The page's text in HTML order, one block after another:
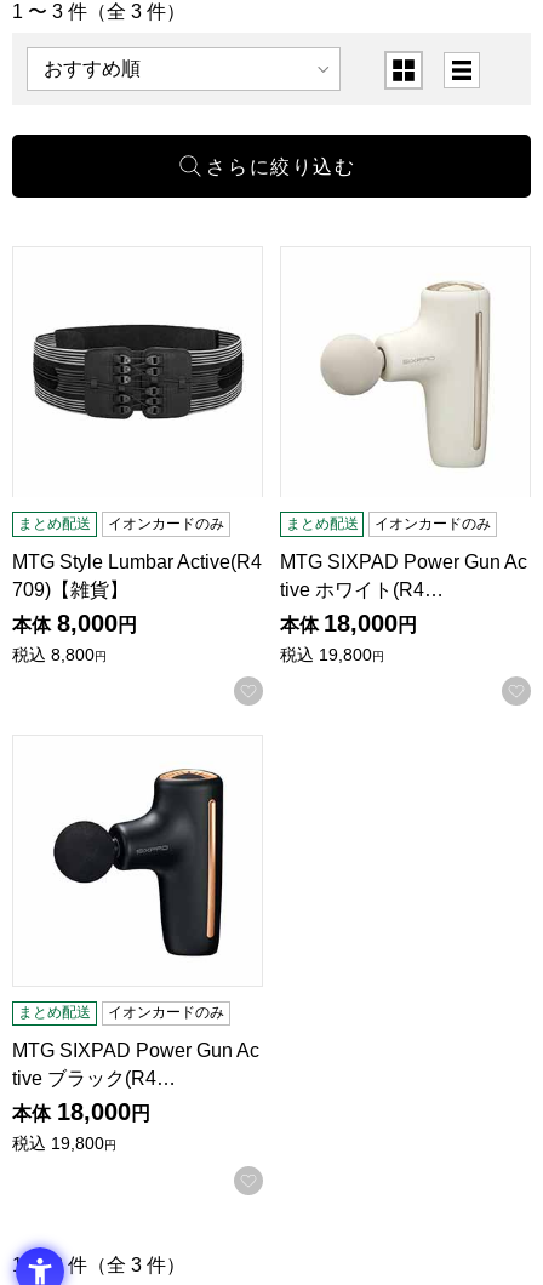
「運動不足解消」の商品一覧
1 〜 3 件（全 3 件）
表示順 表示切替
まとめ配送 イオンカードのみ
MTG Style Lumbar Active(R4
709)【雑貨】
本体 8,000円
税込 8,800円
お気に入りに登録する
まとめ配送 イオンカードのみ
MTG SIXPAD Power Gun Ac
tive ホワイト(R4…
本体 18,000円
税込 19,800円
まとめ配送 イオンカードのみ
MTG SIXPAD Power Gun Ac
tive ブラック(R4…
本体 18,000円
税込 19,800円
お気に入りに登録する
1 〜 3 件（全 3 件）